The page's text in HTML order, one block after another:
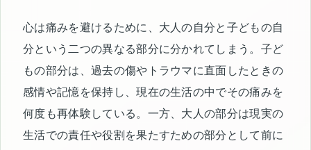
心は痛みを避けるために、大人の自分と子どもの自
分という二つの異なる部分に分かれてしまう。子ど
もの部分は、過去の傷やトラウマに直面したときの
感情や記憶を保持し、現在の生活の中でその痛みを
何度も再体験している。一方、大人の部分は現実の
生活での責任や役割を果たすための部分として前に